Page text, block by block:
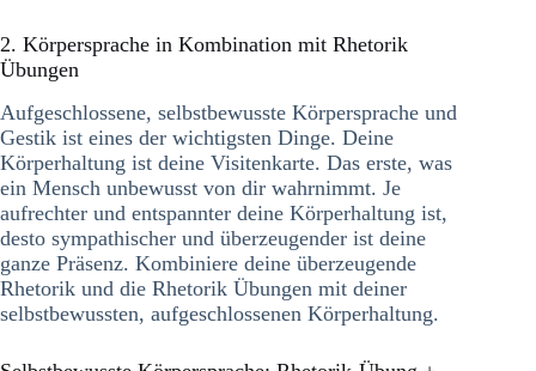
2. Körpersprache in Kombination mit Rhetorik
Übungen
Aufgeschlossene, selbstbewusste Körpersprache und
Gestik ist eines der wichtigsten Dinge. Deine
Körperhaltung ist deine Visitenkarte. Das erste, was
ein Mensch unbewusst von dir wahrnimmt. Je
aufrechter und entspannter deine Körperhaltung ist,
desto sympathischer und überzeugender ist deine
ganze Präsenz. Kombiniere deine überzeugende
Rhetorik und die Rhetorik Übungen mit deiner
selbstbewussten, aufgeschlossenen Körperhaltung.